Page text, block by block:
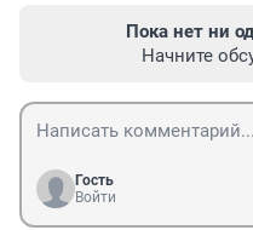
Пока нет ни
Начните
Гость
Войти